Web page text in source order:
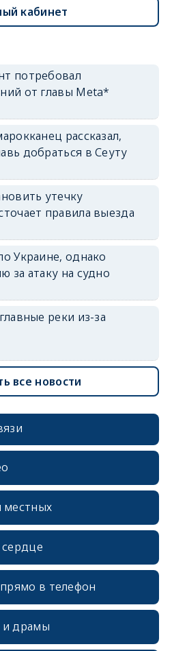
кабинет
потребовал
от главы Meta*
рассказал,
добраться в Сеуту
утечку
правила выезда
Украине, однако
за атаку на судно
реки из-за
все новости
местных
в телефон
драмы